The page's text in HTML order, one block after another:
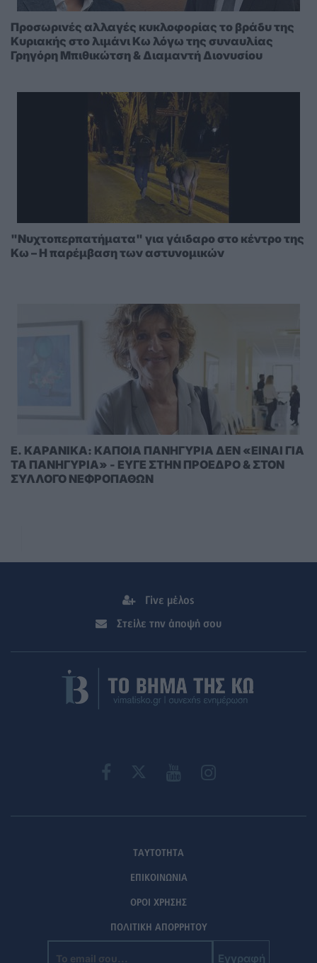
Προσωρινές αλλαγές κυκλοφορίας το βράδυ της
Κυριακής στο λιμάνι Κω λόγω της συναυλίας
Γρηγόρη Μπιθικώτση & Διαμαντή Διονυσίου
"Νυχτοπερπατήματα" για γάιδαρο στο κέντρο της
Κω – Η παρέμβαση των αστυνομικών
E. KAΡΑΝΙΚΑ: ΚΑΠΟΙΑ ΠΑΝΗΓΥΡΙΑ ΔΕΝ «ΕΙΝΑΙ ΓΙΑ
ΤΑ ΠΑΝΗΓΥΡΙΑ» - ΕΥΓΕ ΣΤΗΝ ΠΡΟΕΔΡΟ & ΣΤΟΝ
ΣΥΛΛΟΓΟ ΝΕΦΡΟΠΑΘΩΝ
Γίνε μέλος
Στείλε την άποψή σου
ΤΑΥΤΟΤΗΤΑ
ΕΠΙΚΟΙΝΩΝΙΑ
ΟΡΟΙ ΧΡΗΣΗΣ
ΠΟΛΙΤΙΚΗ ΑΠΟΡΡΗΤΟΥ
Εγγραφή